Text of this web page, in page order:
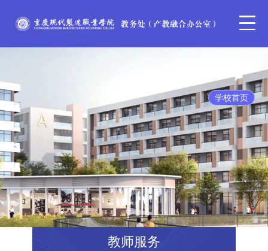
学校首页
教师服务